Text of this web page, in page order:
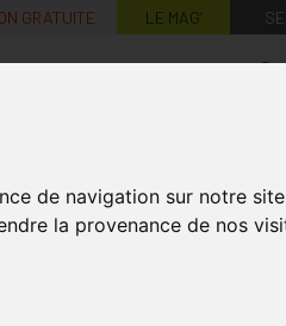
de navigation sur notre
la provenance de nos
GRATUITE LE MAG’
Médecines
naturelles
Bandagisterie